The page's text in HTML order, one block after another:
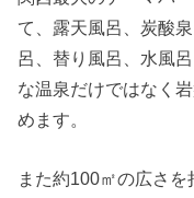
て、露天風呂、炭酸
呂、替り風呂、水風
な温泉だけではなく
めます。
また約100㎡の広さ